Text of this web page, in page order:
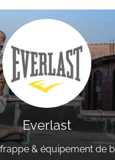
Everlast
& équipement de